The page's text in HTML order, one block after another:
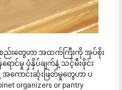
ည်းတွေဟာ အထက်ကြီးကို အုပ်စိုး
ာင်မှု ပုံနှိပ်ချက်နဲ့ သင့်မီးဖိုင်း
အကောင်းဆုံးဖြတ်မှုတွေဟာ ပ
organizers or pantry